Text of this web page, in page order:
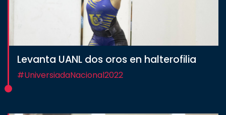
Levanta UANL dos oros en halterofilia
#UniversiadaNacional2022